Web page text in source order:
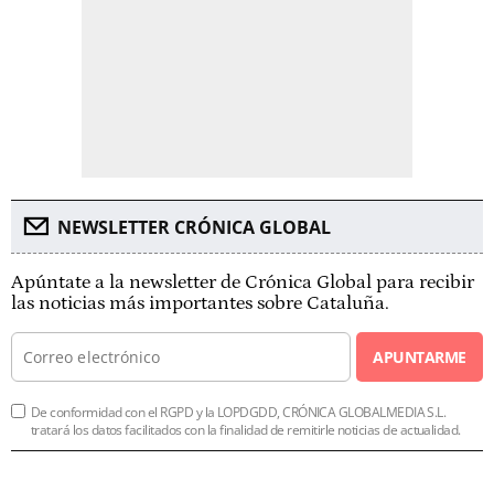
NEWSLETTER CRÓNICA GLOBAL
Apúntate a la newsletter de Crónica Global para recibir
las noticias más importantes sobre Cataluña.
APUNTARME
De conformidad con el RGPD y la LOPDGDD, CRÓNICA GLOBALMEDIA S.L.
tratará los datos facilitados con la finalidad de remitirle noticias de actualidad.